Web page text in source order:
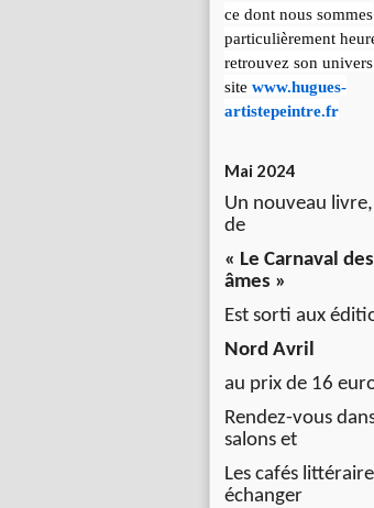
ce dont nous sommes
particulièrement
retrouvez son
site www.hugues-
artistepeintre.fr
Mai 2024
Un nouveau
de
« Le Carnaval
âmes »
Est sorti aux
Nord Avril
au prix de 16
Rendez-vous
salons et
Les cafés
échanger